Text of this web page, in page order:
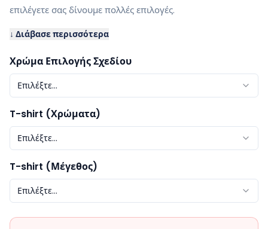
επιλέγετε σας δίνουμε πολλές επιλογές.
↓ Διάβασε περισσότερα
Χρώμα Επιλογής Σχεδίου
Επιλέξτε...
T-shirt (Χρώματα)
Επιλέξτε...
T-shirt (Μέγεθος)
Επιλέξτε...